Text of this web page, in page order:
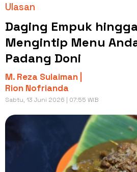
Ulasan
Daging Empuk
Mengintip Menu
Padang Doni
M. Reza Sulaiman |
Rion Nofrianda
Sabtu, 13 Juni 2026 | 07:55 WIB